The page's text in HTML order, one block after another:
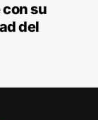
su
del